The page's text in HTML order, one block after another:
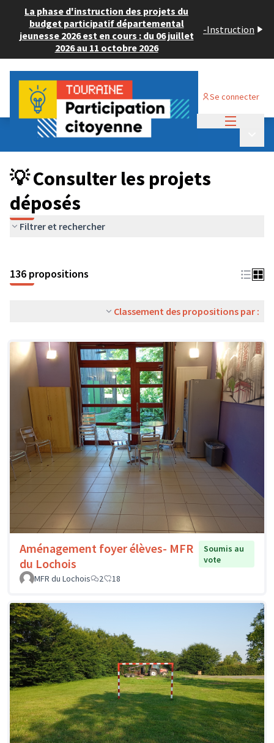
La phase d'instruction des projets du
budget participatif départemental
jeunesse 2026 est en cours : du 06 juillet
2026 au 11 octobre 2026
-Instruction
Se connecter
Budget Participatif JEUNESSE 2024
💡 Consulter les projets déposés
💡 Consulter les projets
déposés
Filtrer et rechercher
136 propositions
Classement des propositions par :
Aménagement foyer élèves- MFR
du Lochois
Soumis au
vote
MFR du Lochois
2 18